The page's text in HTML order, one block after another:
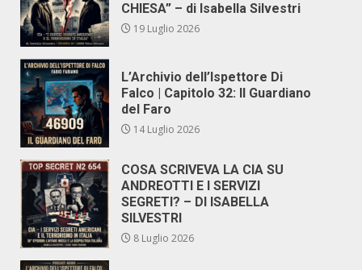
CHIESA” – di Isabella Silvestri
19 Luglio 2026
L’Archivio dell’Ispettore Di
Falco | Capitolo 32: Il Guardiano
del Faro
14 Luglio 2026
COSA SCRIVEVA LA CIA SU
ANDREOTTI E I SERVIZI
SEGRETI? – DI ISABELLA
SILVESTRI
8 Luglio 2026